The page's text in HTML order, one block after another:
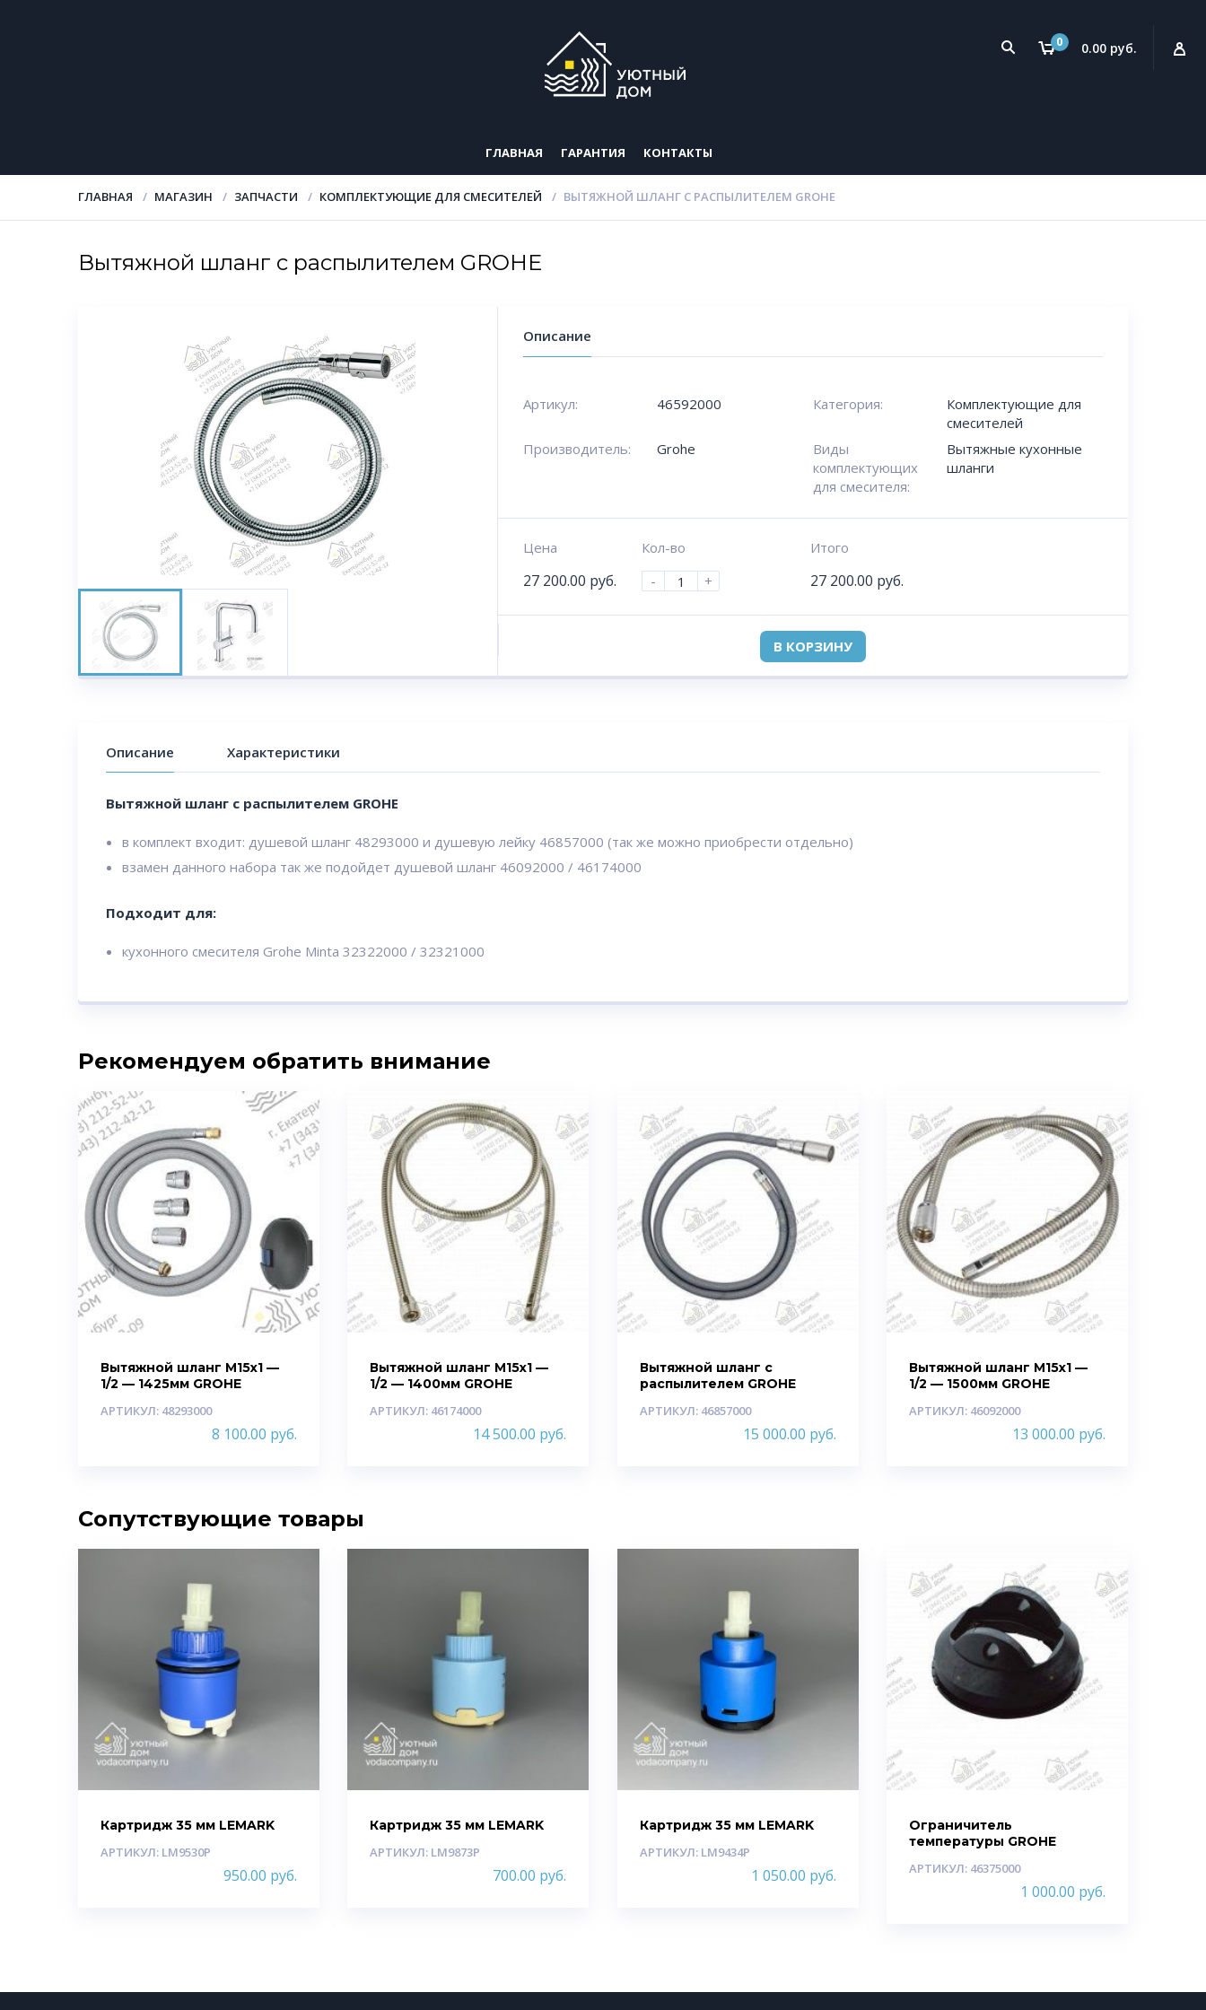
0 0.00 руб.
ГЛАВНАЯ ГАРАНТИЯ КОНТАКТЫ
ГЛАВНАЯ МАГАЗИН ЗАПЧАСТИ КОМПЛЕКТУЮЩИЕ ДЛЯ СМЕСИТЕЛЕЙ ВЫТЯЖНОЙ ШЛАНГ С РАСПЫЛИТЕЛЕМ GROHE
Вытяжной шланг с распылителем GROHE
Описание
Артикул: 46592000 Категория:
Комплектующие для
смесителей
Производитель:
Grohe
Виды
комплектующих
для смесителя:
Вытяжные кухонные
шланги
Цена
27 200.00 руб.
Кол-во
-
+
Итого
27 200.00 руб.
В КОРЗИНУ
Описание Характеристики
Вытяжной шланг с распылителем GROHE
в комплект входит: душевой шланг 48293000 и душевую лейку 46857000 (так же можно приобрести отдельно)
взамен данного набора так же подойдет душевой шланг 46092000 / 46174000
Подходит для:
кухонного смесителя Grohe Minta 32322000 / 32321000
Рекомендуем обратить внимание
Вытяжной шланг M15х1 —
1/2 — 1425мм GROHE
АРТИКУЛ: 48293000
8 100.00 руб.
Вытяжной шланг M15х1 —
1/2 — 1400мм GROHE
АРТИКУЛ: 46174000
14 500.00 руб.
Вытяжной шланг с
распылителем GROHE
АРТИКУЛ: 46857000
15 000.00 руб.
Вытяжной шланг M15х1 —
1/2 — 1500мм GROHE
АРТИКУЛ: 46092000
13 000.00 руб.
Сопутствующие товары
Картридж 35 мм LEMARK
АРТИКУЛ: LM9530P
950.00 руб.
Картридж 35 мм LEMARK
АРТИКУЛ: LM9873P
700.00 руб.
Картридж 35 мм LEMARK
АРТИКУЛ: LM9434P
1 050.00 руб.
Ограничитель
температуры GROHE
АРТИКУЛ: 46375000
1 000.00 руб.